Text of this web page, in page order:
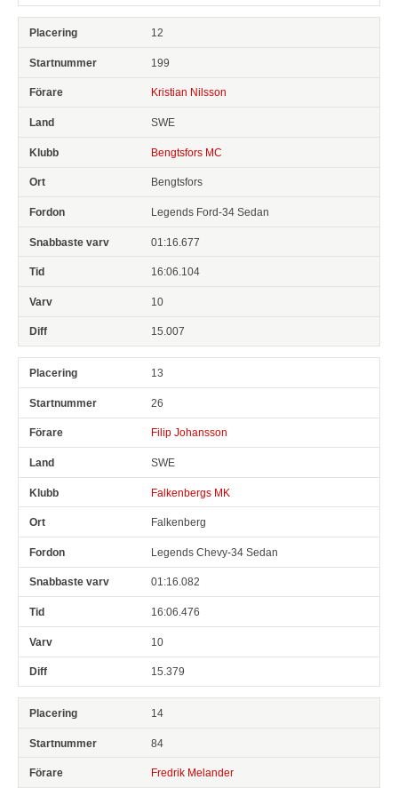
12
199
Kristian Nilsson
SWE
Bengtsfors MC
Bengtsfors
Legends Ford-34 Sedan
01:16.677
16:06.104
10
15.007
13
26
Filip Johansson
SWE
Falkenbergs MK
Falkenberg
Legends Chevy-34 Sedan
01:16.082
16:06.476
10
15.379
14
84
Fredrik Melander